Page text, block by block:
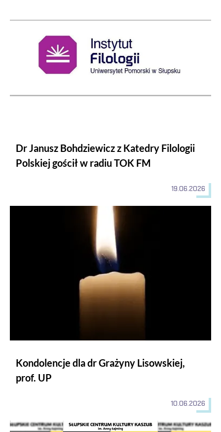
Dr Janusz Bohdziewicz z Katedry Filologii
Polskiej gościł w radiu TOK FM
19.06.2026
Kondolencje dla dr Grażyny Lisowskiej,
prof. UP
10.06.2026
Kondolencje dla dr Grażyny Lisowskiej, prof. UP
Kolejna edycja "Czytania Kaszub"